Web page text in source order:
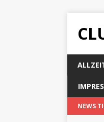
NEWS